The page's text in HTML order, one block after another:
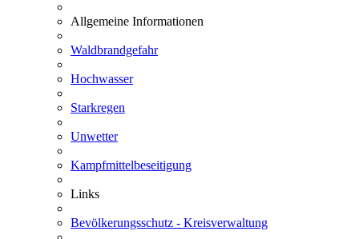
Allgemeine Informationen
Waldbrandgefahr
Hochwasser
Starkregen
Unwetter
Kampfmittelbeseitigung
Links
Bevölkerungsschutz - Kreisverwaltung